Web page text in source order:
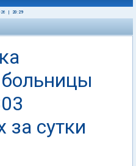
20:29
за сутки